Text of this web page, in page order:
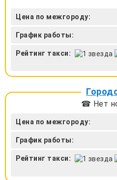
Цена по межгороду:
График работы:
Рейтинг такси:
☎ Нет
Цена по межгороду:
График работы:
Рейтинг такси: